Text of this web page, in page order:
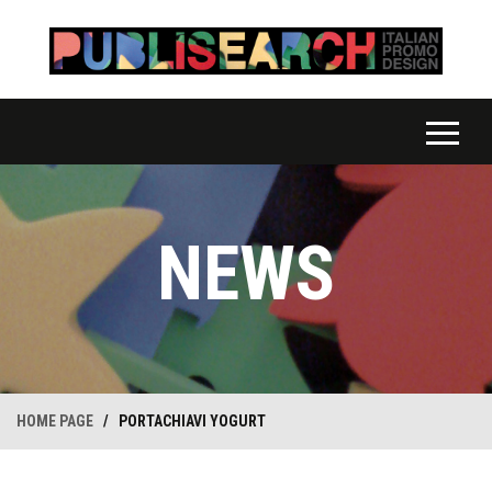
NEWS
HOME PAGE / PORTACHIAVI YOGURT